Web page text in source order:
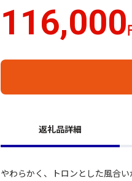
116,000
返礼品詳細
やわらかく、トロンとした風合